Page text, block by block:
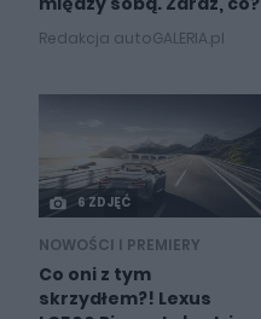
Redakcja autoGALERIA.pl
6 ZDJĘĆ
NOWOŚCI I PREMIERY
Co oni z tym
skrzydłem?! Lexus